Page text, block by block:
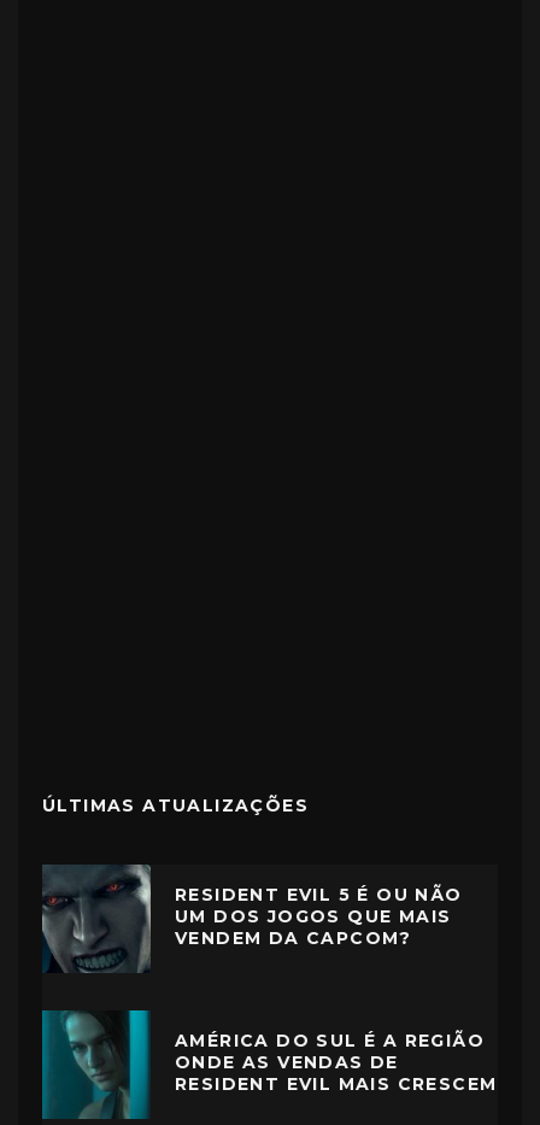
ÚLTIMAS ATUALIZAÇÕES
RESIDENT EVIL 5 É OU NÃO
UM DOS JOGOS QUE MAIS
VENDEM DA CAPCOM?
AMÉRICA DO SUL É A REGIÃO
ONDE AS VENDAS DE
RESIDENT EVIL MAIS CRESCEM